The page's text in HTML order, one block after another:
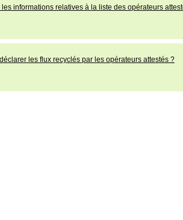
les informations relatives à la liste des opérateurs
les flux recyclés par les opérateurs attestés ?